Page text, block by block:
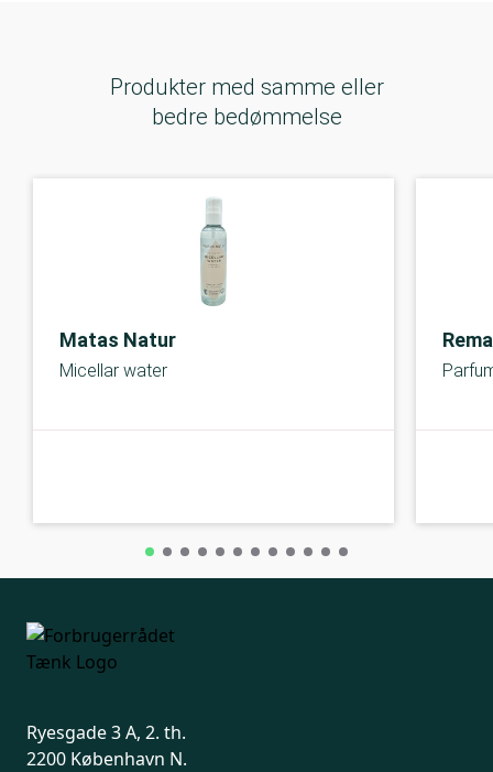
Produkter med samme eller
bedre bedømmelse
Matas Natur
Micellar water
Ryesgade 3 A, 2. th.
2200 København N.